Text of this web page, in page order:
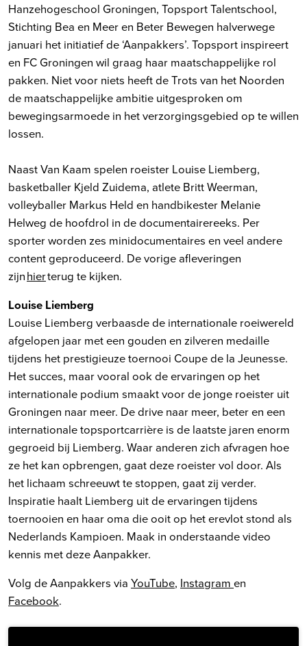
Hanzehogeschool Groningen, Topsport Talentschool,
Stichting Bea en Meer en Beter Bewegen halverwege
januari het initiatief de ‘Aanpakkers’. Topsport inspireert
en FC Groningen wil graag haar maatschappelijke rol
pakken. Niet voor niets heeft de Trots van het Noorden
de maatschappelijke ambitie uitgesproken om
bewegingsarmoede in het verzorgingsgebied op te willen
lossen.
Naast Van Kaam spelen roeister Louise Liemberg,
basketballer Kjeld Zuidema, atlete Britt Weerman,
volleyballer Markus Held en handbikester Melanie
Helweg de hoofdrol in de documentairereeks. Per
sporter worden zes minidocumentaires en veel andere
content geproduceerd. De vorige afleveringen
zijnhierterug te kijken.
Louise Liemberg
Louise Liemberg verbaasde de internationale roeiwereld
afgelopen jaar met een gouden en zilveren medaille
tijdens het prestigieuze toernooi Coupe de la Jeunesse.
Het succes, maar vooral ook de ervaringen op het
internationale podium smaakt voor de jonge roeister uit
Groningen naar meer. De drive naar meer, beter en een
internationale topsportcarrière is de laatste jaren enorm
gegroeid bij Liemberg. Waar anderen zich afvragen hoe
ze het kan opbrengen, gaat deze roeister vol door. Als
het lichaam schreeuwt te stoppen, gaat zij verder.
Inspiratie haalt Liemberg uit de ervaringen tijdens
toernooien en haar oma die ooit op het erevlot stond als
Nederlands Kampioen. Maak in onderstaande video
kennis met deze Aanpakker.
Volg de Aanpakkers via YouTube, Instagram en
Facebook.